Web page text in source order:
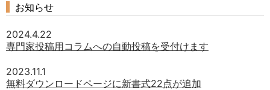
お知らせ
2024.4.22
専門家投稿用コラムへの自動投稿を受付けます
2023.11.1
無料ダウンロードページに新書式22点が追加